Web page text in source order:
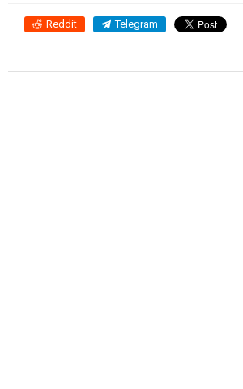
Reddit Telegram